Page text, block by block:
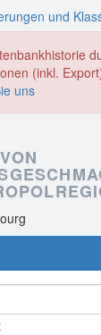
und
(inkl.
uns